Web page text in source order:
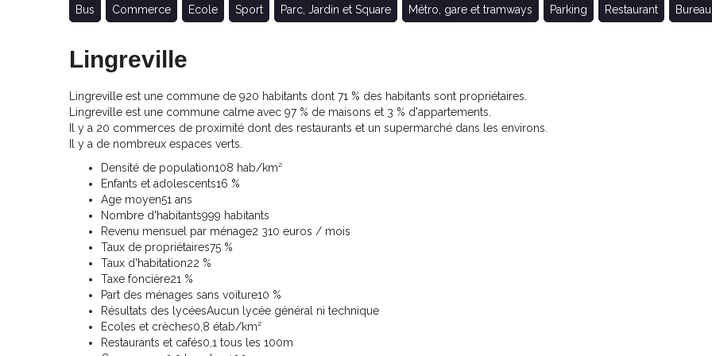
Bus Commerce Ecole Sport Parc, Jardin et Square Métro, gare et tramways Parking Restaurant
Lingreville
Lingreville est une commune de 920 habitants dont 71 % des habitants sont propriétaires.
Lingreville est une commune calme avec 97 % de maisons et 3 % d'appartements.
Il y a 20 commerces de proximité dont des restaurants et un supermarché dans les environs.
Il y a de nombreux espaces verts.
Densité de population108 hab/km²
Enfants et adolescents16 %
Age moyen51 ans
Nombre d'habitants999 habitants
Revenu mensuel par ménage2 310 euros / mois
Taux de propriétaires75 %
Taux d'habitation22 %
Taxe foncière21 %
Part des ménages sans voiture10 %
Résultats des lycéesAucun lycée général ni technique
Ecoles et crèches0,8 étab/km²
Restaurants et cafés0,1 tous les 100m